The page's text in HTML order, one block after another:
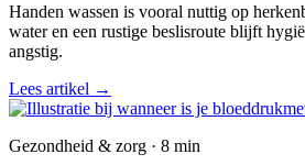
Handen wassen is vooral nuttig op
water en een rustige beslisroute blijft
angstig.
Lees artikel →
Gezondheid & zorg · 8 min